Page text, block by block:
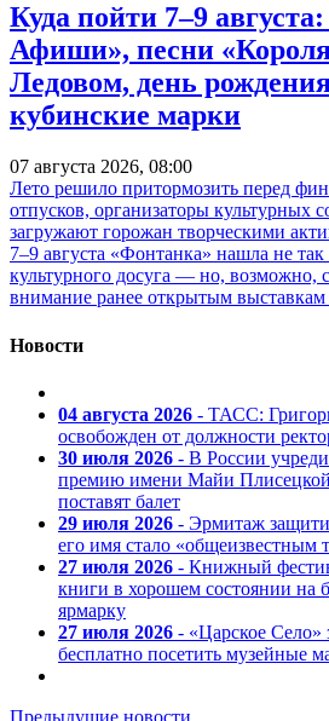
Куда пойти 7–9
Афиши», песни
Ледовом, день
кубинские марки
07 августа 2026, 08:00
Лето решило притормозить перед
отпусков, организаторы культурных
загружают горожан творческими
7–9 августа «Фонтанка» нашла не
культурного досуга — но, возможно,
внимание ранее открытым
Новости
04 августа 2026 - ТАСС:
освобожден от должности
30 июля 2026 - В России
премию имени Майи
поставят балет
29 июля 2026 - Эрмитаж
его имя стало «общеизвестным
27 июля 2026 - Книжный
книги в хорошем состоянии на
ярмарку
27 июля 2026 - «Царское Село»
бесплатно посетить музейные
Предыдущие новости